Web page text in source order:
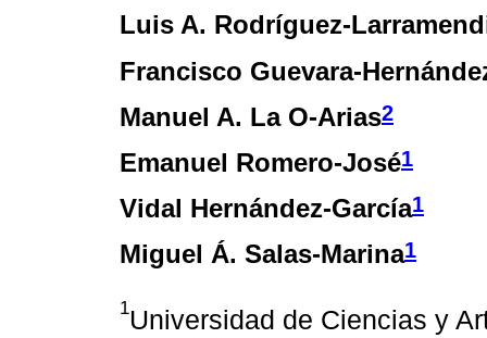
Luis A. Rodríguez-
Francisco Guevara-
Manuel A. La O-Arias2
Emanuel Romero-José1
Vidal Hernández-García1
Miguel Á. Salas-Marina1
1Universidad de Ciencias y